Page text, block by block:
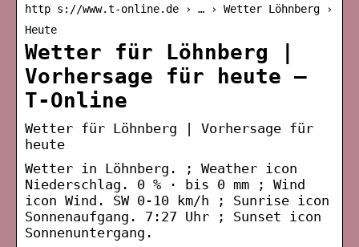
http s://www.t-online.de › … › Wetter Löhnberg ›
Heute
Wetter für Löhnberg |
Vorhersage für heute –
T-Online
Wetter für Löhnberg | Vorhersage für
heute
Wetter in Löhnberg. ; Weather icon
Niederschlag. 0 % · bis 0 mm ; Wind
icon Wind. SW 0-10 km/h ; Sunrise icon
Sonnenaufgang. 7:27 Uhr ; Sunset icon
Sonnenuntergang.